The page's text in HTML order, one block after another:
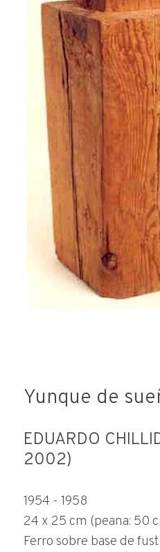
Yunque de
EDUARDO
2002)
1954 - 1958
24 x 25 cm (peana: 50
Ferro sobre base de